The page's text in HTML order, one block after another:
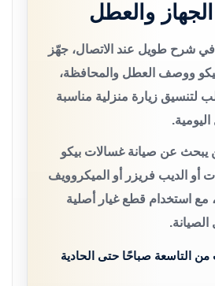
والعطل
شرح طويل عند الاتصال، جهّز
ووصف العطل والمحافظة،
لتنسيق زيارة منزلية مناسبة
يبحث عن صيانة غسالات بيكو
أو الديب فريزر أو الميكروويف
مع استخدام قطع غيار أصلية
من التاسعة صباحًا حتى الحادية